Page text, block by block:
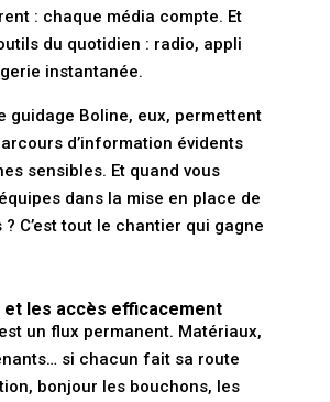
: chaque média compte. Et
du quotidien : radio, appli
instantanée.
guidage Boline, eux, permettent
d’information évidents
sensibles. Et quand vous
dans la mise en place de
C’est tout le chantier qui gagne
et les accès efficacement
un flux permanent. Matériaux,
si chacun fait sa route
bonjour les bouchons, les